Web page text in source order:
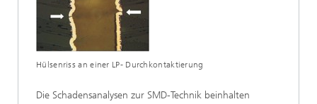
Hülsenriss an einer LP- Durchkontaktierung
Die Schadensanalysen zur SMD-Technik beinhalten